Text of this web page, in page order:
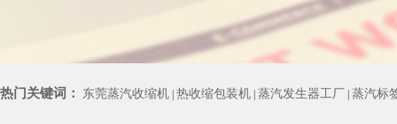
热门关键词： 东莞蒸汽收缩机 热收缩包装机 蒸汽发生器工厂 蒸汽标